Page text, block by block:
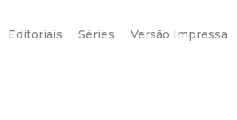
Editoriais Séries Versão Impressa